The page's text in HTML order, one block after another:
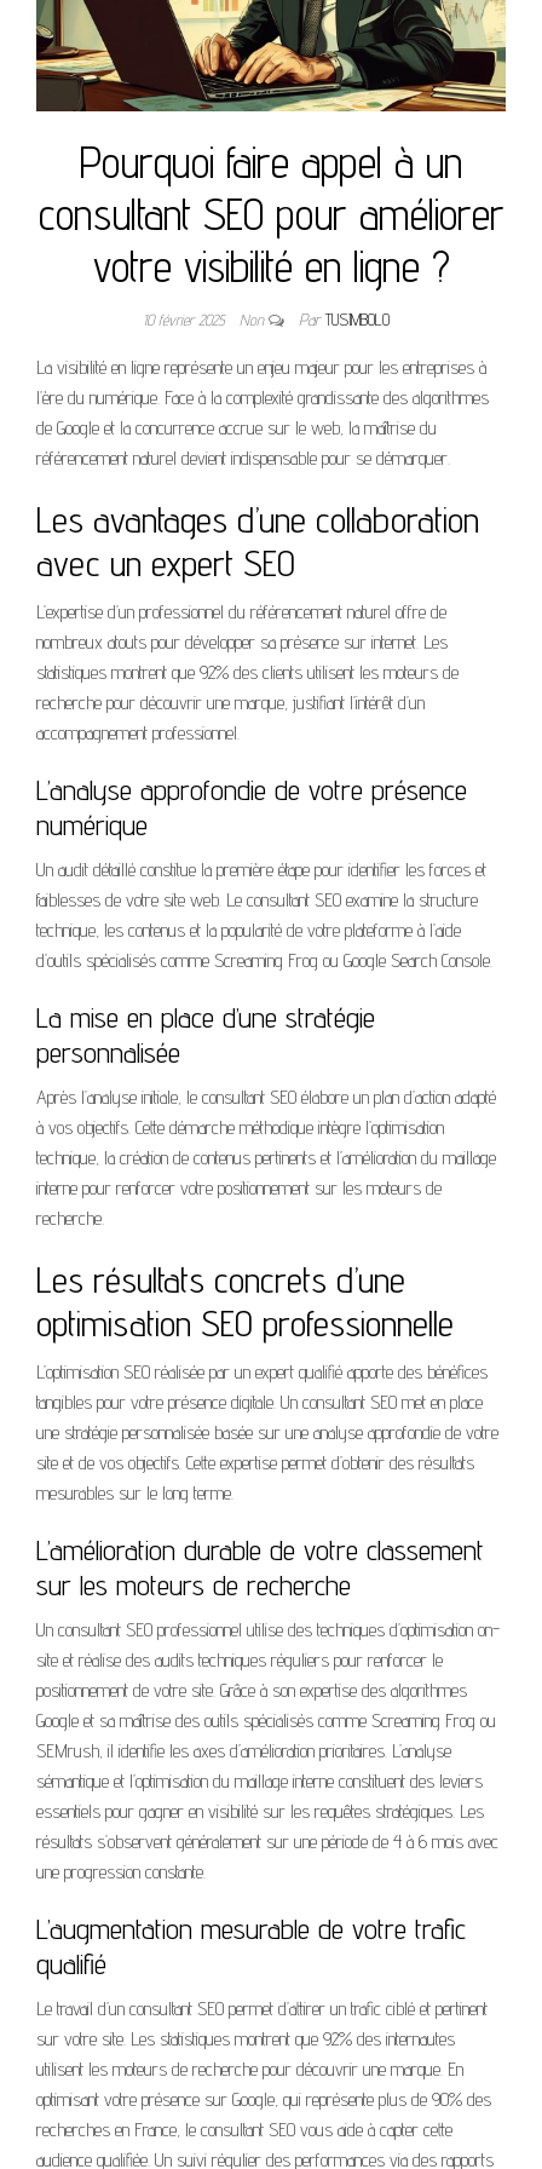
Pourquoi faire appel à un
consultant SEO pour améliorer
votre visibilité en ligne ?
10 février 2025 Non ParTUSIMBOLO
La visibilité en ligne représente un enjeu majeur pour les entreprises à
l’ère du numérique. Face à la complexité grandissante des algorithmes
de Google et la concurrence accrue sur le web, la maîtrise du
référencement naturel devient indispensable pour se démarquer.
Les avantages d’une collaboration
avec un expert SEO
L’expertise d’un professionnel du référencement naturel offre de
nombreux atouts pour développer sa présence sur internet. Les
statistiques montrent que 92% des clients utilisent les moteurs de
recherche pour découvrir une marque, justifiant l’intérêt d’un
accompagnement professionnel.
L’analyse approfondie de votre présence
numérique
Un audit détaillé constitue la première étape pour identifier les forces et
faiblesses de votre site web. Le consultant SEO examine la structure
technique, les contenus et la popularité de votre plateforme à l’aide
d’outils spécialisés comme Screaming Frog ou Google Search Console.
La mise en place d’une stratégie
personnalisée
Après l’analyse initiale, le consultant SEO élabore un plan d’action adapté
à vos objectifs. Cette démarche méthodique intègre l’optimisation
technique, la création de contenus pertinents et l’amélioration du maillage
interne pour renforcer votre positionnement sur les moteurs de
recherche.
Les résultats concrets d’une
optimisation SEO professionnelle
L’optimisation SEO réalisée par un expert qualifié apporte des bénéfices
tangibles pour votre présence digitale. Un consultant SEO met en place
une stratégie personnalisée basée sur une analyse approfondie de votre
site et de vos objectifs. Cette expertise permet d’obtenir des résultats
mesurables sur le long terme.
L’amélioration durable de votre classement
sur les moteurs de recherche
Un consultant SEO professionnel utilise des techniques d’optimisation on-
site et réalise des audits techniques réguliers pour renforcer le
positionnement de votre site. Grâce à son expertise des algorithmes
Google et sa maîtrise des outils spécialisés comme Screaming Frog ou
SEMrush, il identifie les axes d’amélioration prioritaires. L’analyse
sémantique et l’optimisation du maillage interne constituent des leviers
essentiels pour gagner en visibilité sur les requêtes stratégiques. Les
résultats s’observent généralement sur une période de 4 à 6 mois avec
une progression constante.
L’augmentation mesurable de votre trafic
qualifié
Le travail d’un consultant SEO permet d’attirer un trafic ciblé et pertinent
sur votre site. Les statistiques montrent que 92% des internautes
utilisent les moteurs de recherche pour découvrir une marque. En
optimisant votre présence sur Google, qui représente plus de 90% des
recherches en France, le consultant SEO vous aide à capter cette
audience qualifiée. Un suivi régulier des performances via des rapports